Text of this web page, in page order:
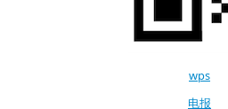
wps
电报